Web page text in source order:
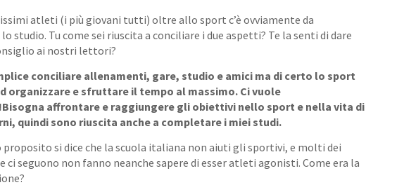
atleti (i più giovani tutti) oltre allo sport c’è ovviamente da
studio. Tu come sei riuscita a conciliare i due aspetti? Te la senti di dare
ai nostri lettori?
conciliare allenamenti, gare, studio e amici ma di certo lo sport
organizzare e sfruttare il tempo al massimo. Ci vuole
affrontare e raggiungere gli obiettivi nello sport e nella vita di
quindi sono riuscita anche a completare i miei studi.
proposito si dice che la scuola italiana non aiuti gli sportivi, e molti dei
ci seguono non fanno neanche sapere di esser atleti agonisti. Come era la